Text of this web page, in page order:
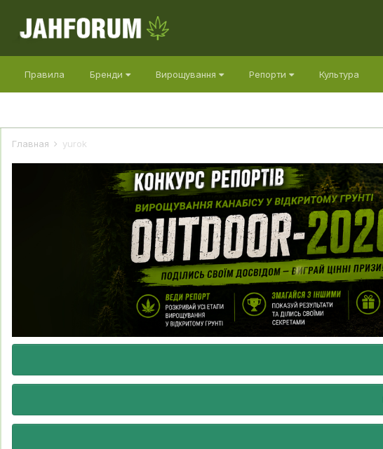
Правила Бренди Вирощування Репорти Культура
Главная yurok